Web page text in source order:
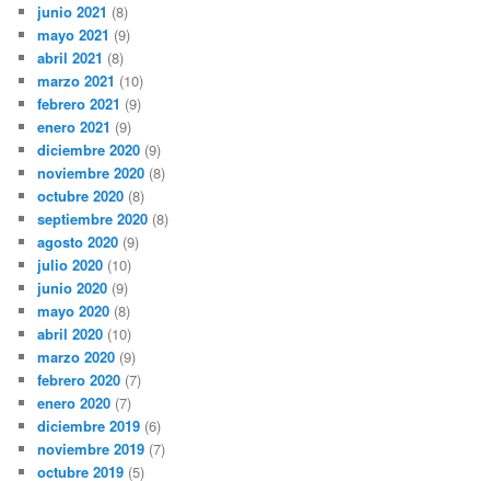
junio 2021 (8)
mayo 2021 (9)
abril 2021 (8)
marzo 2021 (10)
febrero 2021 (9)
enero 2021 (9)
diciembre 2020 (9)
noviembre 2020 (8)
octubre 2020 (8)
septiembre 2020 (8)
agosto 2020 (9)
julio 2020 (10)
junio 2020 (9)
mayo 2020 (8)
abril 2020 (10)
marzo 2020 (9)
febrero 2020 (7)
enero 2020 (7)
diciembre 2019 (6)
noviembre 2019 (7)
octubre 2019 (5)